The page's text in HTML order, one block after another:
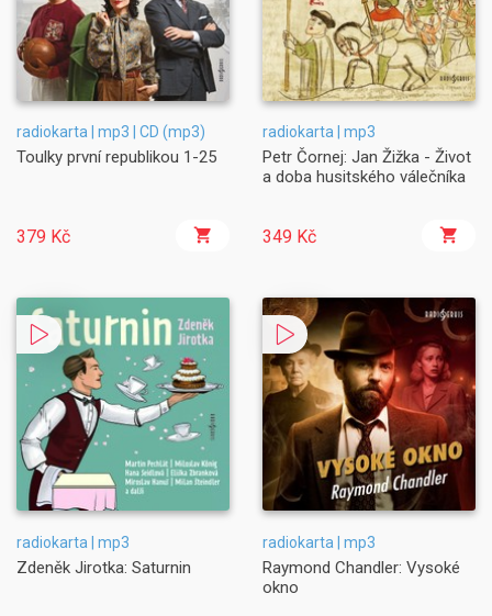
radiokarta | mp3 | CD (mp3)
Toulky první republikou 1-25
379 Kč
radiokarta | mp3
Petr Čornej: Jan Žižka - Život
a doba husitského válečníka
349 Kč
radiokarta | mp3
Zdeněk Jirotka: Saturnin
radiokarta | mp3
Raymond Chandler: Vysoké
okno